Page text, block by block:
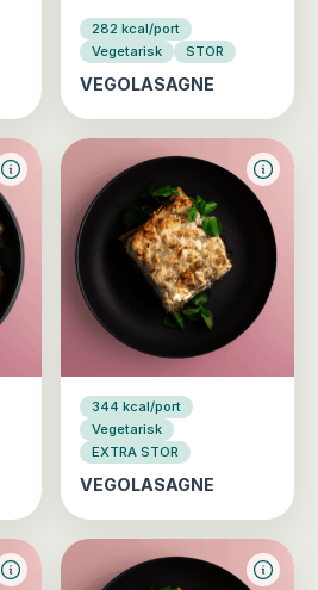
282 kcal/port
Vegetarisk
STOR
VEGOLASAGNE
344 kcal/port
Vegetarisk
EXTRA STOR
VEGOLASAGNE